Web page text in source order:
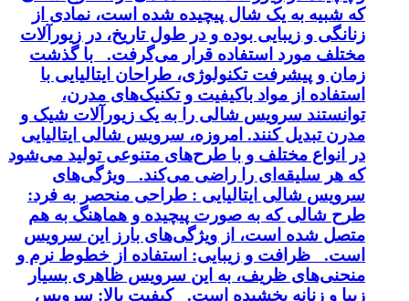
که شبیه به یک شال پیچیده شده است، نمادی از
زنانگی و زیبایی بوده و در طول تاریخ، در زیورآلات
مختلف مورد استفاده قرار می‌گرفت. با گذشت
زمان و پیشرفت تکنولوژی، طراحان ایتالیایی با
استفاده از مواد باکیفیت و تکنیک‌های مدرن،
توانستند سرویس شالی را به یک زیورآلات شیک و
مدرن تبدیل کنند. امروزه، سرویس شالی ایتالیایی
در انواع مختلف و با طرح‌های متنوعی تولید می‌شود
که هر سلیقه‌ای را راضی می‌کند. ویژگی‌های
سرویس شالی ایتالیایی : طراحی منحصر به فرد:
طرح شالی که به صورت پیچیده و هماهنگ به هم
متصل شده است، از ویژگی‌های بارز این سرویس
است. ظرافت و زیبایی: استفاده از خطوط نرم و
منحنی‌های ظریف، به این سرویس ظاهری بسیار
زیبا و زنانه بخشیده است. کیفیت بالا: سرویس